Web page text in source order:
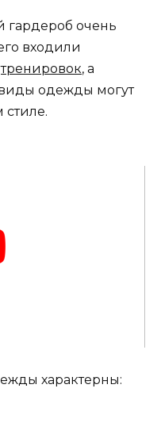
очень
входили
тренировок, а
одежды могут
стиле.
характерны: